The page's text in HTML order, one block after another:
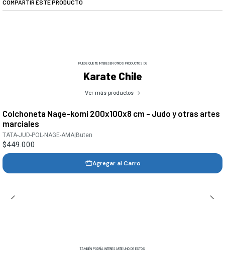
COMPARTIR ESTE PRODUCTO
PUEDE QUE TE INTERESEN OTROS PRODUCTOS DE
Karate Chile
Ver más productos
Colchoneta Nage-komi 200x100x8 cm - Judo y otras artes
marciales
TATA-JUD-POL-NAGE-AMA Buten
$449.000
Agregar al Carro
TAMBIÉN PODRÍA INTERESARTE UNO DE ESTOS